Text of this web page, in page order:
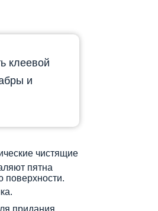
клеевой
и
чистящие
пятна
поверхности.
придания